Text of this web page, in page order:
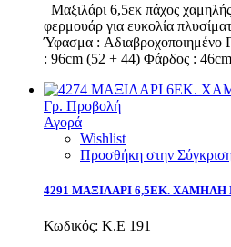
Μαξιλάρι 6,5εκ πάχος
φερμουάρ για ευκολία
Ύφασμα : Αδιαβροχοποιημένο
: 96cm (52 + 44) Φάρδος : 46cm
Γρ. Προβολή
Αγορά
Wishlist
Προσθήκη στην
4291 ΜΑΞΙΛΑΡΙ 6,5ΕΚ. ΧΑΜΗΛΗ
Κωδικός: Κ.Ε 191